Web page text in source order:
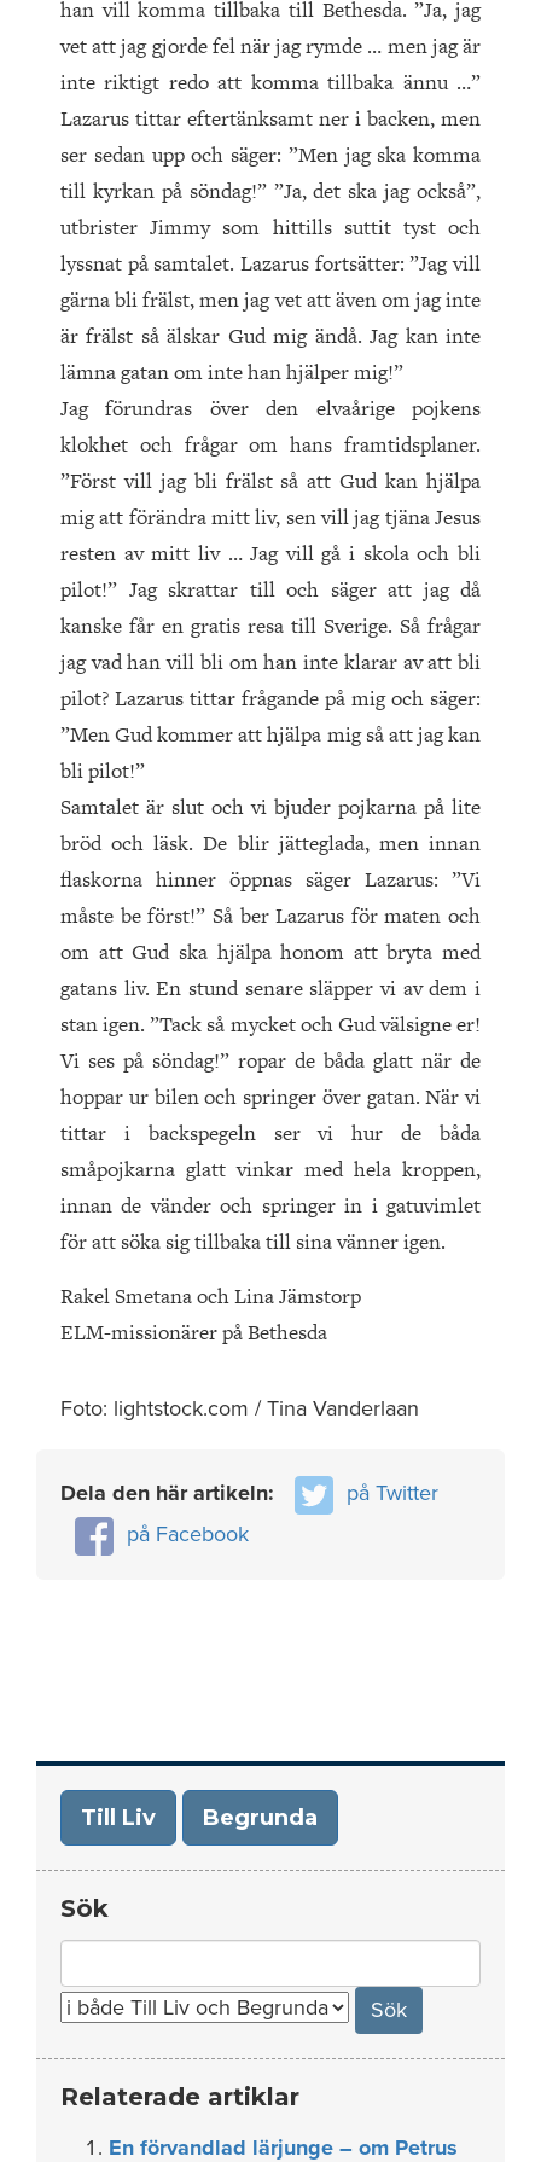
han vill komma tillbaka till Bethesda. ”Ja, jag
vet att jag gjorde fel när jag rymde … men jag är
inte riktigt redo att komma tillbaka ännu …”
Lazarus tittar eftertänksamt ner i backen, men
ser sedan upp och säger: ”Men jag ska komma
till kyrkan på söndag!” ”Ja, det ska jag också”,
utbrister Jimmy som hittills suttit tyst och
lyssnat på samtalet. Lazarus fortsätter: ”Jag vill
gärna bli frälst, men jag vet att även om jag inte
är frälst så älskar Gud mig ändå. Jag kan inte
lämna gatan om inte han hjälper mig!”
Jag förundras över den elvaårige pojkens
klokhet och frågar om hans framtidsplaner.
”Först vill jag bli frälst så att Gud kan hjälpa
mig att förändra mitt liv, sen vill jag tjäna Jesus
resten av mitt liv … Jag vill gå i skola och bli
pilot!” Jag skrattar till och säger att jag då
kanske får en gratis resa till Sverige. Så frågar
jag vad han vill bli om han inte klarar av att bli
pilot? Lazarus tittar frågande på mig och säger:
”Men Gud kommer att hjälpa mig så att jag kan
bli pilot!”
Samtalet är slut och vi bjuder pojkarna på lite
bröd och läsk. De blir jätteglada, men innan
flaskorna hinner öppnas säger Lazarus: ”Vi
måste be först!” Så ber Lazarus för maten och
om att Gud ska hjälpa honom att bryta med
gatans liv. En stund senare släpper vi av dem i
stan igen. ”Tack så mycket och Gud välsigne er!
Vi ses på söndag!” ropar de båda glatt när de
hoppar ur bilen och springer över gatan. När vi
tittar i backspegeln ser vi hur de båda
småpojkarna glatt vinkar med hela kroppen,
innan de vänder och springer in i gatuvimlet
för att söka sig tillbaka till sina vänner igen.
Rakel Smetana och Lina Jämstorp
ELM-missionärer på Bethesda
Foto: lightstock.com / Tina Vanderlaan
Dela den här artikeln:
på Twitter
på Facebook
Till Liv Begrunda
Sök
for:
Relaterade artiklar
En förvandlad lärjunge – om Petrus